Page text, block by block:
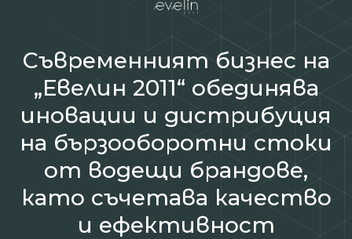
Съвременният бизнес на
„Евелин 2011“ обединява
иновации и дистрибуция
на бързооборотни стоки
от водещи брандове,
като съчетава качество
и ефективност